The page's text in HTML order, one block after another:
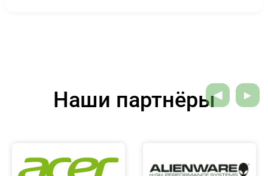
Наши партнёры